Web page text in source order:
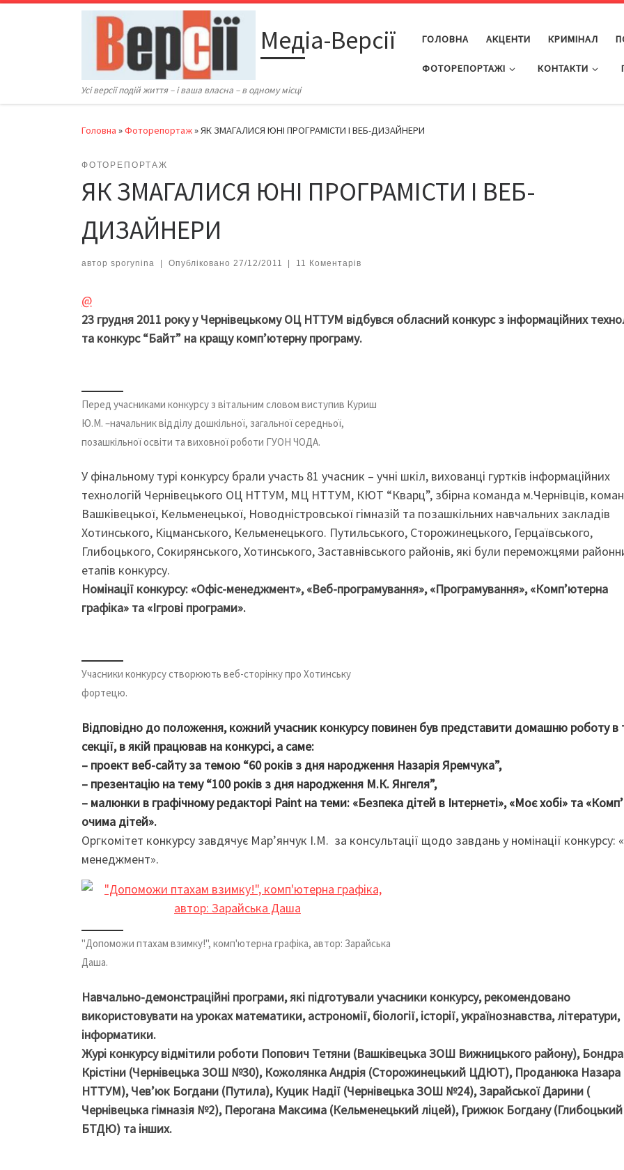
Перейти до вмісту
Медіа-Версії
Усі версії подій життя – і ваша власна – в одному місці
ГОЛОВНА АКЦЕНТИ КРИМІНАЛ
ФОТОРЕПОРТАЖІ КОНТАКТИ
Головна »Фоторепортаж»ЯК ЗМАГАЛИСЯ ЮНІ ПРОГРАМІСТИ І ВЕБ-ДИЗАЙНЕРИ
ФОТОРЕПОРТАЖ
ЯК ЗМАГАЛИСЯ ЮНІ ПРОГРАМІСТИ І ВЕБ-
ДИЗАЙНЕРИ
автор sporynina Опубліковано 27/12/2011 11 Коментарів
@
23 грудня 2011 року у Чернівецькому ОЦ НТТУМ відбувся обласний конкурс з інформаційних
та конкурс “Байт” на кращу комп’ютерну програму.
Перед учасниками конкурсу з вітальним словом виступив Куриш
Ю.М. –начальник відділу дошкільної, загальної середньої,
позашкільної освіти та виховної роботи ГУОН ЧОДА.
У фінальному турі конкурсу брали участь 81 учасник – учні шкіл, вихованці гуртків інформаційних
технологій Чернівецького ОЦ НТТУМ, МЦ НТТУМ, КЮТ “Кварц”, збірна команда м.Чернівців,
Вашківецької, Кельменецької, Новодністровської гімназій та позашкільних навчальних закладів
Хотинського, Кіцманського, Кельменецького. Путильського, Сторожинецького, Герцаївського,
Глибоцького, Сокирянського, Хотинського, Заставнівського районів, які були переможцями
етапів конкурсу.
Номінації конкурсу: «Офіс-менеджмент», «Веб-програмування», «Програмування», «Комп’ютерна
графіка» та «Ігрові програми».
Учасники конкурсу створюють веб-сторінку про Хотинську
фортецю.
Відповідно до положення, кожний учасник конкурсу повинен був представити домашню роботу в
секції, в якій працював на конкурсі, а саме:
– проект веб-сайту за темою “60 років з дня народження Назарія Яремчука”,
– презентацію на тему “100 років з дня народження М.К. Янгеля”,
– малюнки в графічному редакторі Paint на теми: «Безпека дітей в Інтернеті», «Моє хобі» та
очима дітей».
Оргкомітет конкурсу завдячує Мар’янчук І.М. за консультації щодо завдань у номінації конкурсу:
менеджмент».
"Допоможи птахам взимку!", комп'ютерна графіка, автор: Зарайська
Даша.
Навчально-демонстраційні програми, які підготували учасники конкурсу, рекомендовано
використовувати на уроках математики, астрономії, біології, історії, українознавства, літератури,
інформатики.
Журі конкурсу відмітили роботи Попович Тетяни (Вашківецька ЗОШ Вижницького району),
Крістіни (Чернівецька ЗОШ №30), Кожолянка Андрія (Сторожинецький ЦДЮТ), Проданюка
НТТУМ), Чев’юк Богдани (Путила), Куцик Надії (Чернівецька ЗОШ №24), Зарайської Дарини (
Чернівецька гімназія №2), Перогана Максима (Кельменецький ліцей), Грижюк Богдану (Глибоцький
БТДЮ) та інших.